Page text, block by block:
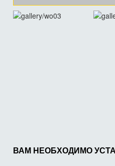
ВАМ НЕОБХОДИМО